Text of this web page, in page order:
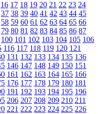
16 17 18 19 20 21 22 23 24
37 38 39 40 41 42 43 44 45
58 59 60 61 62 63 64 65 66
79 80 81 82 83 84 85 86 87
100 101 102 103 104 105 106
116 117 118 119 120 121
131 132 133 134 135 136
146 147 148 149 150 151
161 162 163 164 165 166
176 177 178 179 180 181
191 192 193 194 195 196
206 207 208 209 210 211
221 222 223 224 225 226